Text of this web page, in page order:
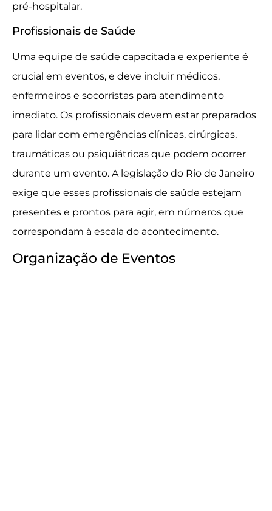
pré-hospitalar.
Profissionais de Saúde
Uma equipe de saúde capacitada e experiente é
crucial em eventos, e deve incluir médicos,
enfermeiros e socorristas para atendimento
imediato. Os profissionais devem estar preparados
para lidar com emergências clínicas, cirúrgicas,
traumáticas ou psiquiátricas que podem ocorrer
durante um evento. A legislação do Rio de Janeiro
exige que esses profissionais de saúde estejam
presentes e prontos para agir, em números que
correspondam à escala do acontecimento.
Organização de Eventos